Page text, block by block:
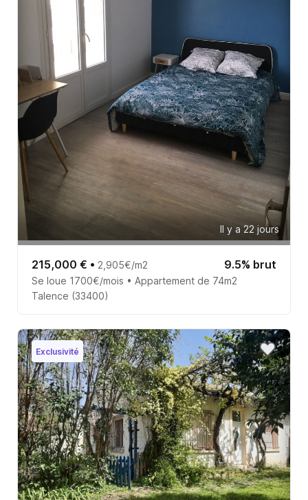
Il y a 22 jours
215,000 € • 2,905€/m2 9.5% brut
Se loue 1700€/mois • Appartement de 74m2
Talence (33400)
Exclusivité